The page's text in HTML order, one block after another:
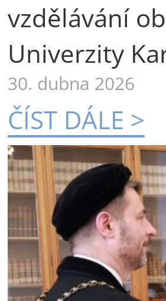
vzdělávání
Univerzity
30. dubna 2026
ČÍST DÁLE >